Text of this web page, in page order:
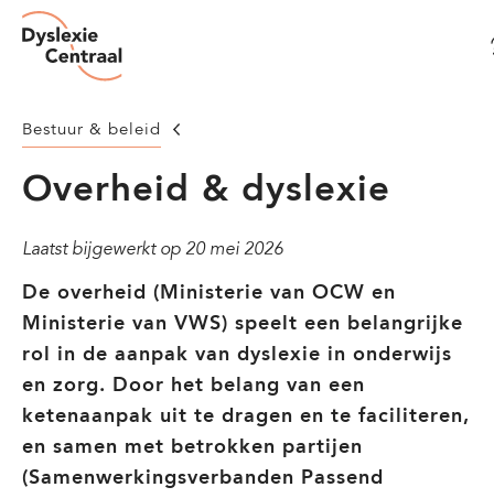
Overslaan
de
inhoud
gaan
Centraal
Homepage
Bestuur & beleid
Overheid & dyslexie
Laatst bijgewerkt op 20 mei 2026
De overheid (Ministerie van OCW en
Ministerie van VWS) speelt een belangrijke
rol in de aanpak van dyslexie in onderwijs
en zorg. Door het belang van een
ketenaanpak uit te dragen en te faciliteren,
en samen met betrokken partijen
(Samenwerkingsverbanden Passend